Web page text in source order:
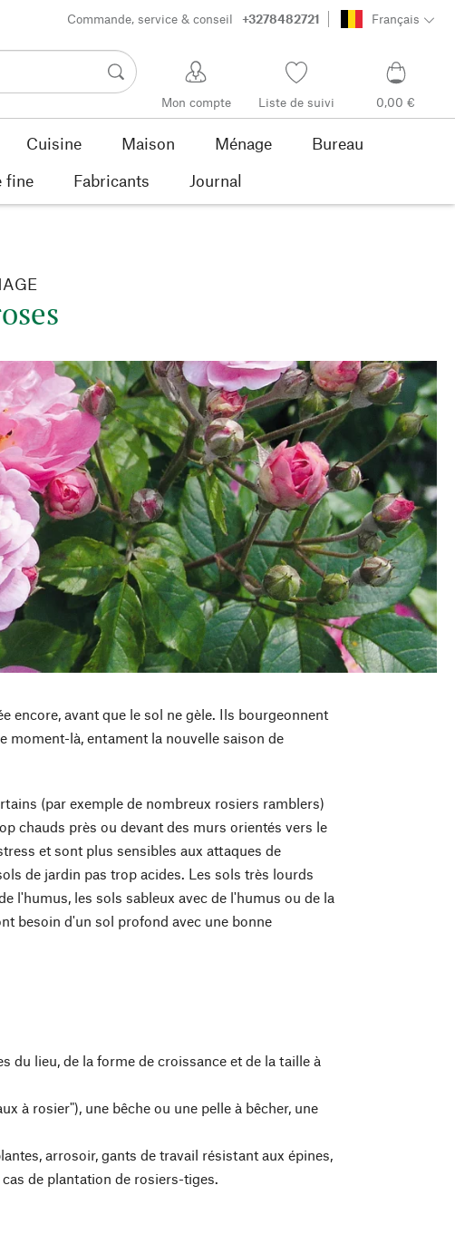
Commande, service & conseil +3278482721 Français
Mon compte Liste de suivi 0,00 €
Cuisine Maison Ménage
Bureau
fine Fabricants Journal
encore, avant que le sol ne gèle. Ils bourgeonnent
moment-là, entament la nouvelle saison de
(par exemple de nombreux rosiers ramblers)
chauds près ou devant des murs orientés vers le
et sont plus sensibles aux attaques de
de jardin pas trop acides. Les sols très lourds
l'humus, les sols sableux avec de l'humus ou de la
besoin d'un sol profond avec une bonne
du lieu, de la forme de croissance et de la taille à
à rosier"), une bêche ou une pelle à bêcher, une
arrosoir, gants de travail résistant aux épines,
de plantation de rosiers-tiges.